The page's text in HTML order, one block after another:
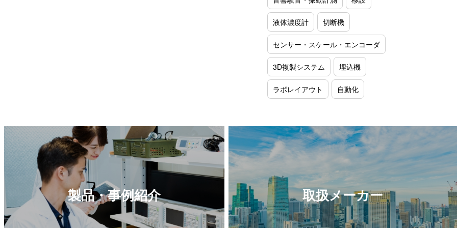
液体濃度計 切断機
センサー・スケール・エンコーダ
3D複製システム 埋込機
ラボレイアウト 自動化
製品・事例紹介 取扱メーカー